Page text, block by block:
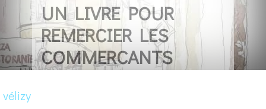
UN LIVRE POUR
REMERCIER LES
COMMERCANTS
vélizy